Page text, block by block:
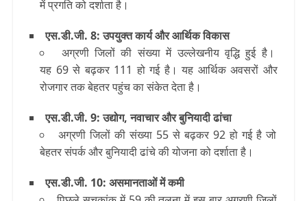
में प्रगति को दर्शाता है।
एस.डी.जी. 8: उपयुक्‍त कार्य और आर्थिक विकास
अग्रणी जिलों की संख्या में उल्लेखनीय वृद्धि हुई है।
यह 69 से बढ़कर 111 हो गई है। यह आर्थिक अवसरों और
रोजगार तक बेहतर पहुंच का संकेत देता है।
एस.डी.जी. 9: उद्योग, नवाचार और बुनियादी ढांचा
अग्रणी जिलों की संख्या 55 से बढ़कर 92 हो गई है जो
बेहतर संपर्क और बुनियादी ढांचे की योजना को दर्शाता है।
एस.डी.जी. 10: असमानताओं में कमी